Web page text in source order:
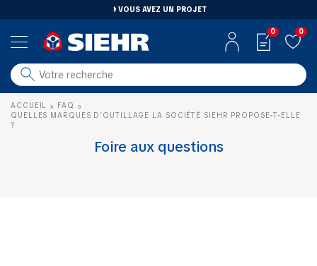
VOUS AVEZ UN PROJET
salle de bain
carrelage
0 0
ACCUEIL » FAQ »
QUELLES MARQUES D’OUTILLAGE LA SOCIÉTÉ SIEHR PROPOSE-T-ELLE
?
Foire aux questions